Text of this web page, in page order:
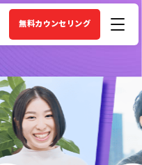
無料カウンセリング